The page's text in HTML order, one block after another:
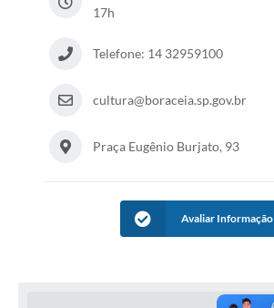
Secretarias
Contas Públicas
Prefeito por um dia
17h
Telefone: 14 32959100
cultura@boraceia.sp.gov.br
Praça Eugênio Burjato, 93
Avaliar Informação